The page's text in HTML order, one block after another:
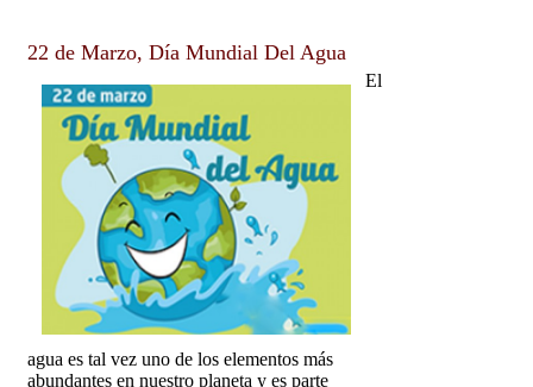
22 de Marzo, Día Mundial Del Agua
El
agua es tal vez uno de los elementos más
abundantes en nuestro planeta y es parte